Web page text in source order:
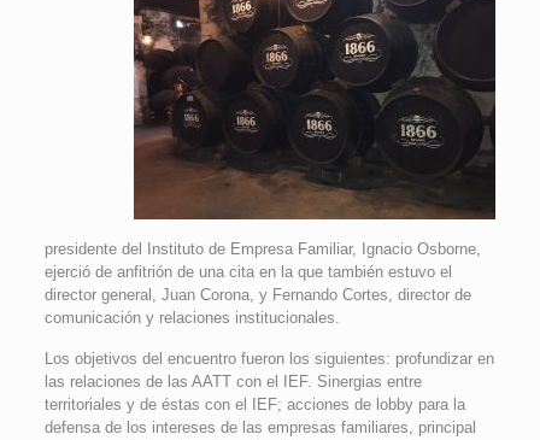
presidente del Instituto de Empresa Familiar, Ignacio Osborne,
ejerció de anfitrión de una cita en la que también estuvo el
director general, Juan Corona, y Fernando Cortes, director de
comunicación y relaciones institucionales.
Los objetivos del encuentro fueron los siguientes: profundizar en
las relaciones de las AATT con el IEF. Sinergias entre
territoriales y de éstas con el IEF; acciones de lobby para la
defensa de los intereses de las empresas familiares, principal